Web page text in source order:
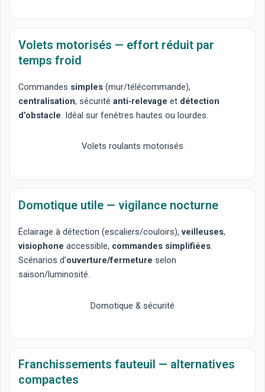
Volets motorisés — effort réduit par
temps froid
Commandes simples (mur/télécommande),
centralisation, sécuritéanti‑relevage et détection
d’obstacle . Idéal sur fenêtres hautes ou lourdes.
Volets roulants motorisés
Domotique utile — vigilance nocturne
Éclairage à détection (escaliers/couloirs),veilleuses,
visiophone accessible, commandes simplifiées.
Scénarios d’ouverture/fermeture selon
saison/luminosité.
Domotique & sécurité
Franchissements fauteuil — alternatives
compactes